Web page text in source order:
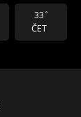
33 °
ČET